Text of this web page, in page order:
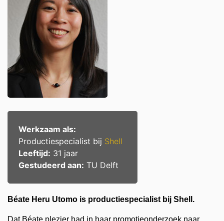
Werkzaam als:
Productiespecialist bij Shell
Leeftijd: 31 jaar
Gestudeerd aan: TU Delft
Béate Heru Utomo is productiespecialist bij Shell.